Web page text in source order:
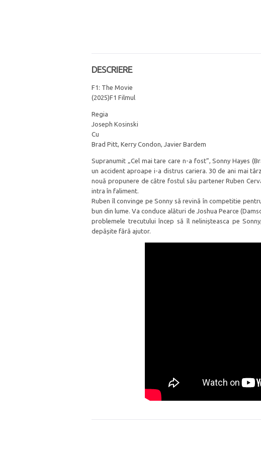
DESCRIERE
F1: The Movie
(2025)F1 Filmul
Regia
Joseph Kosinski
Cu
Brad Pitt, Kerry Condon, Javier Bardem
Supranumit „Cel mai tare care n-a fost”, Sonny Hayes
un accident aproape i-a distrus cariera. 30 de ani mai
nouă propunere de către fostul său partener Ruben
intra în faliment.
Ruben îl convinge pe Sonny să revină în competitie
bun din lume. Va conduce alături de Joshua Pearce
problemele trecutului încep să îl nelinișteasca pe
depășite fără ajutor.